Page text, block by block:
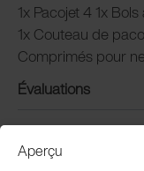
1x Pacojet 4 1x
1x Couteau de
Comprimés pour
Évaluations
Service clientèle
Aperçu